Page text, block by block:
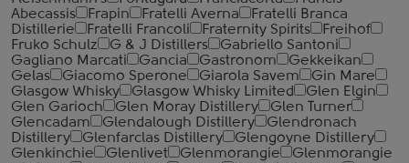
Abecassis
Frapin Fratelli Averna
Fratelli Branca
Distillerie
Fratelli ‎Francoli Fraternity Spirits
Freihof
Fruko Schulz
G & J Distillers
Gabriello Santoni
Gagliano Marcati
Gancia Gastronom
Gekkeikan
Gelas
Giacomo Sperone Giarola Savem
Gin Mare
Glasgow Whisky
Glasgow Whisky Limited
Glen Elgin
Glen Garioch
Glen Moray Distillery
Glen Turner
Glencadam
Glendalough Distillery
Glendronach
Distillery
Glenfarclas Distillery
Glengoyne Distillery
Glenkinchie
Glenlivet Glenmorangie
Glenmorangie